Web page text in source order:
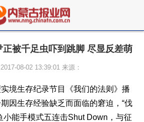
正被千足虫吓到跳脚 尽显反差萌
08-02 13:39:01 来源：
实境生存纪录节目《我们的法则》播
因生存经验缺乏而面临的窘迫，“伐
小能手模式五连击Shut Down，与征